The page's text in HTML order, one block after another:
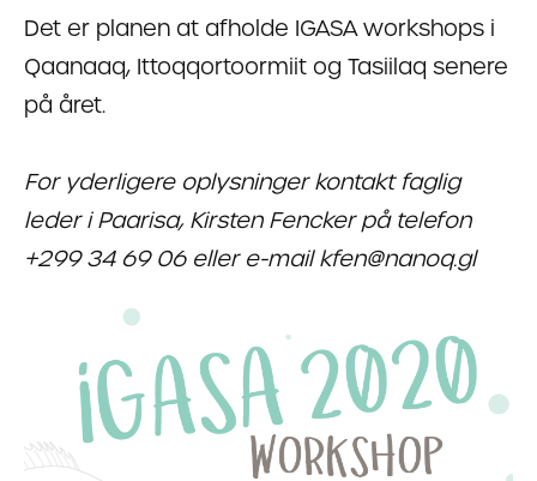
Det er planen at afholde IGASA workshops i
Qaanaaq, Ittoqqortoormiit og Tasiilaq senere
på året.
For yderligere oplysninger kontakt faglig
leder i Paarisa, Kirsten Fencker på telefon
+299 34 69 06 eller e-mail kfen@nanoq.gl